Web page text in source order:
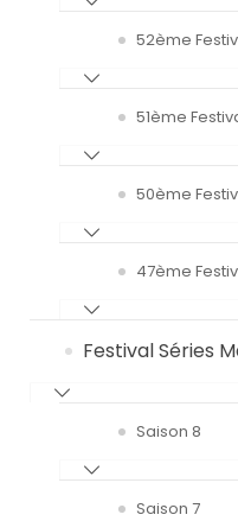
52ème
51ème
50ème
47ème
Festival Séries
Saison 8
Saison 7